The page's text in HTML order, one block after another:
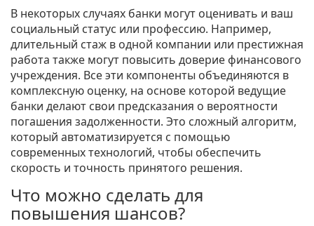
В некоторых случаях банки могут оценивать и ваш
социальный статус или профессию. Например,
длительный стаж в одной компании или престижная
работа также могут повысить доверие финансового
учреждения. Все эти компоненты объединяются в
комплексную оценку, на основе которой ведущие
банки делают свои предсказания о вероятности
погашения задолженности. Это сложный алгоритм,
который автоматизируется с помощью
современных технологий, чтобы обеспечить
скорость и точность принятого решения.
Что можно сделать для
повышения шансов?